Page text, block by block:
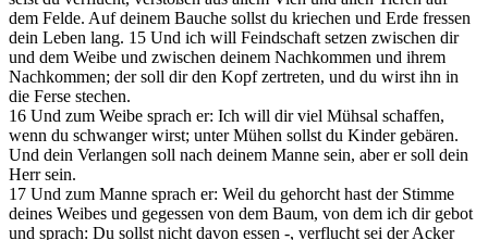
dem Felde. Auf deinem Bauche sollst du kriechen und Erde fressen
dein Leben lang. 15 Und ich will Feindschaft setzen zwischen dir
und dem Weibe und zwischen deinem Nachkommen und ihrem
Nachkommen; der soll dir den Kopf zertreten, und du wirst ihn in
die Ferse stechen.
16 Und zum Weibe sprach er: Ich will dir viel Mühsal schaffen,
wenn du schwanger wirst; unter Mühen sollst du Kinder gebären.
Und dein Verlangen soll nach deinem Manne sein, aber er soll dein
Herr sein.
17 Und zum Manne sprach er: Weil du gehorcht hast der Stimme
deines Weibes und gegessen von dem Baum, von dem ich dir gebot
und sprach: Du sollst nicht davon essen -, verflucht sei der Acker